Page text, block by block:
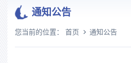
通知公告
您当前的位置： 首页 通知公告